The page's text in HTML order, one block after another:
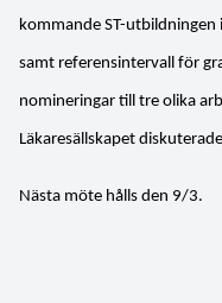
kommande ST-
samt referensintervall för
nomineringar till tre olika
Läkaresällskapet
Nästa möte hålls den 9/3.